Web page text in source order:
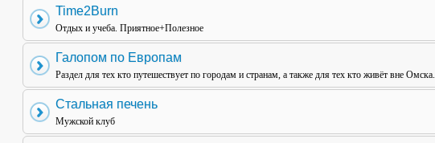
Time2Burn
Отдых и учеба. Приятное+Полезное
Галопом по Европам
Раздел для тех кто путешествует по городам и странам, а также для тех кто живёт вне Омска.
Стальная печень
Мужской клуб